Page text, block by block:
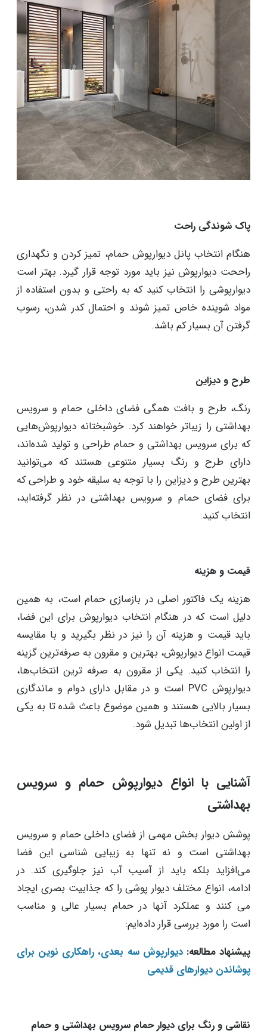
پاک شوندگی راحت
هنگام انتخاب پانل دیوارپوش حمام، تمیز کردن و نگهداری
راححت دیوارپوش نیز باید مورد توجه قرار گیرد. بهتر است
دیوارپوشی را انتخاب کنید که به راحتی و بدون استفاده از
مواد شوینده خاص تمیز شوند و احتمال کدر شدن، رسوب
گرفتن آن بسیار کم باشد.
طرح و دیزاین
رنگ، طرح و بافت همگی فضای داخلی حمام و سرویس
بهداشتی را زیباتر خواهند کرد. خوشبختانه دیوارپوش‌هایی
که برای سرویس بهداشتی و حمام طراحی و تولید شده‌اند،
دارای طرح و رنگ بسیار متنوعی هستند که می‌توانید
بهترین طرح و دیزاین را با توجه به سلیقه خود و طراحی که
برای فضای حمام و سرویس بهداشتی در نظر گرفته‌اید،
انتخاب کنید.
قیمت و هزینه
هزینه یک فاکتور اصلی در بازسازی حمام است، به همین
دلیل است که در هنگام انتخاب دیوارپوش برای این فضا،
باید قیمت و هزینه آن را نیز در نظر بگیرید و با مقایسه
قیمت انواع دیوارپوش، بهترین و مقرون به صرفه‌ترین گزینه
را انتخاب کنید. یکی از مقرون به صرفه ترین انتخاب‌ها،
دیوارپوش PVC است و در مقابل دارای دوام و ماندگاری
بسیار بالایی هستند و همین موضوع باعث شده تا به یکی
از اولین انتخاب‌ها تبدیل شود.
آشنایی با انواع دیوارپوش حمام و سرویس
بهداشتی
پوشش دیوار بخش مهمی از فضای داخلی حمام و سرویس
بهداشتی است و نه تنها به زیبایی شناسی این فضا
می‌افزاید بلکه باید از آسیب آب نیز جلوگیری کند. در
ادامه، انواع مختلف دیوار پوشی را که جذابیت بصری ایجاد
می کنند و عملکرد آنها در حمام بسیار عالی و مناسب
است را مورد بررسی قرار داده‌ایم:
پیشنهاد مطالعه:دیوارپوش سه بعدی، راهکاری نوین برای
پوشاندن دیوارهای قدیمی
نقاشی و رنگ برای دیوار حمام سرویس بهداشتی و حمام